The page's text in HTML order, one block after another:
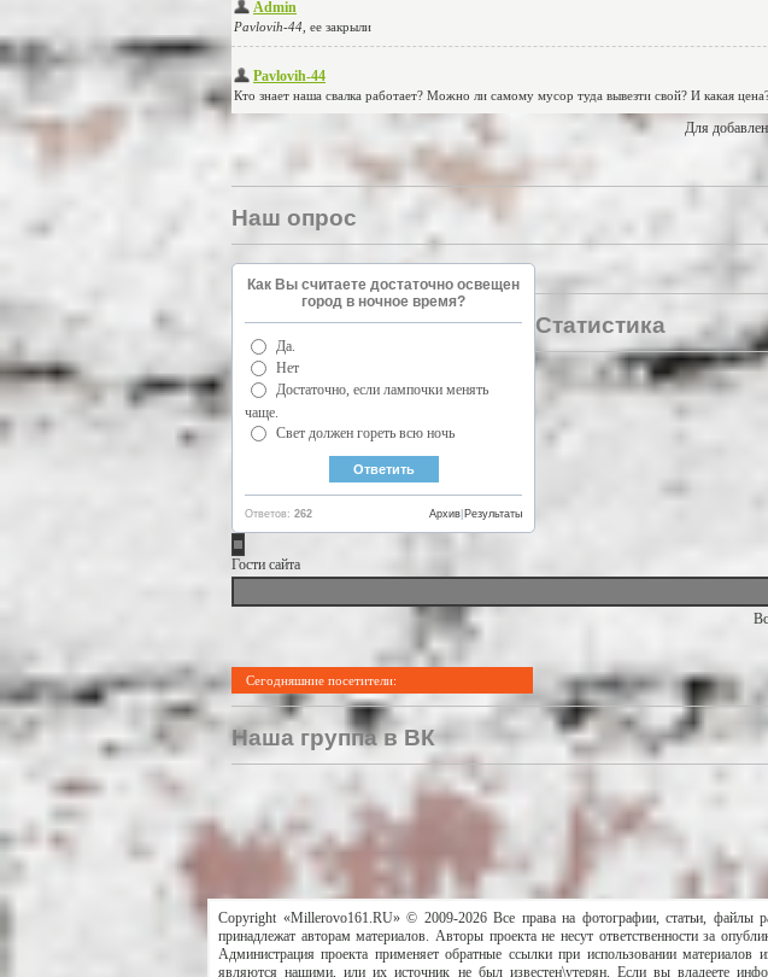
Для
Наш опрос
Как Вы считаете достаточно освещен
город в ночное время?
Да.
Нет
Достаточно, если лампочки менять
чаще.
Свет должен гореть всю ночь
Ответов: 262 Результаты
Архив
Статистика
Гости сайта
Сегодняшние посетители:
Наша группа в ВК
Copyright «Millerovo161.RU» © 2009-2026 Все права на фотографии, статьи,
принадлежат авторам материалов. Авторы проекта не несут ответственности за
Администрация проекта применяет обратные ссылки при использовании
являются нашими, или их источник не был известен\утерян. Если вы владеете